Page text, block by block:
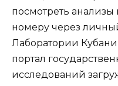
посмотреть
номеру через
Лаборатории
портал
исследований